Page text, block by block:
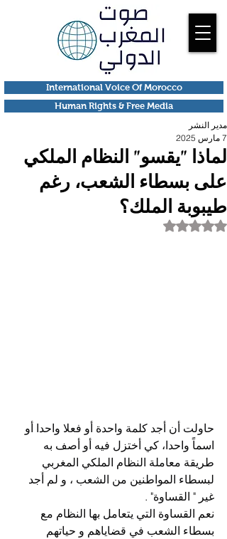
Human Rights & Free Media
International Voice Of Morocco
لماذا "يقسو" النظام الملكي
على بسطاء الشعب، رغم
طيبوبة الملك؟
مدير النشر
7 مارس 2025
تم التقييم بـ ليس رقمًا من أصل 5 نجوم.
حاولت أن أجد كلمة واحدة أو فعلا واحدا أو
اسماً واحدا، كي أختزل فيه أو أصف به
طريقة معاملة النظام الملكي المغربي
لبسطاء المواطنين من الشعب ، و لم أجد
غير " القساوة" .
نعم القساوة التي يتعامل بها النظام مع
بسطاء الشعب في قضاياهم و حياتهم